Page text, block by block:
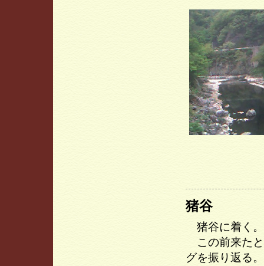
猪谷
猪谷に着く。
この前来たと
グを振り返る。